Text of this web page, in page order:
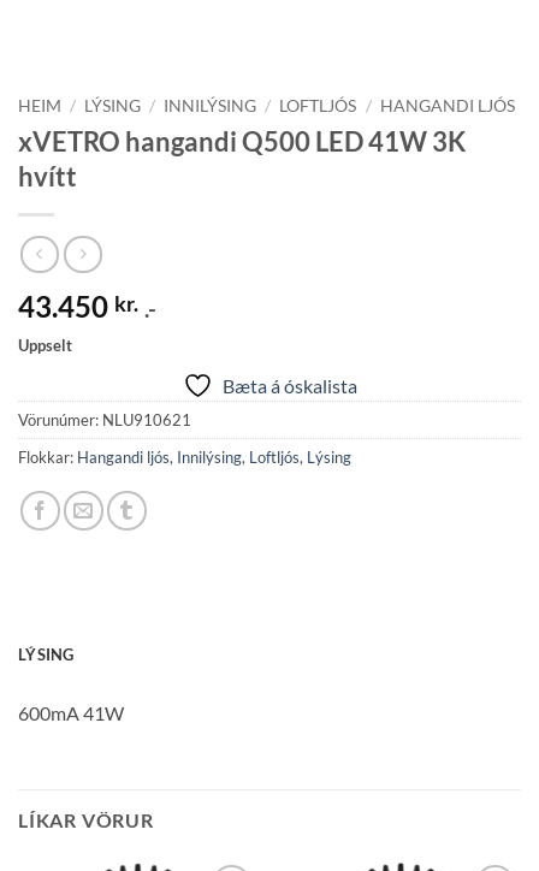
HEIM / LÝSING / INNILÝSING / LOFTLJÓS / HANGANDI LJÓS
xVETRO hangandi Q500 LED 41W 3K
hvítt
43.450 kr. .-
Uppselt
Bæta á óskalista
Vörunúmer: NLU910621
Flokkar: Hangandi ljós, Innilýsing, Loftljós, Lýsing
LÝSING
600mA 41W
LÍKAR VÖRUR